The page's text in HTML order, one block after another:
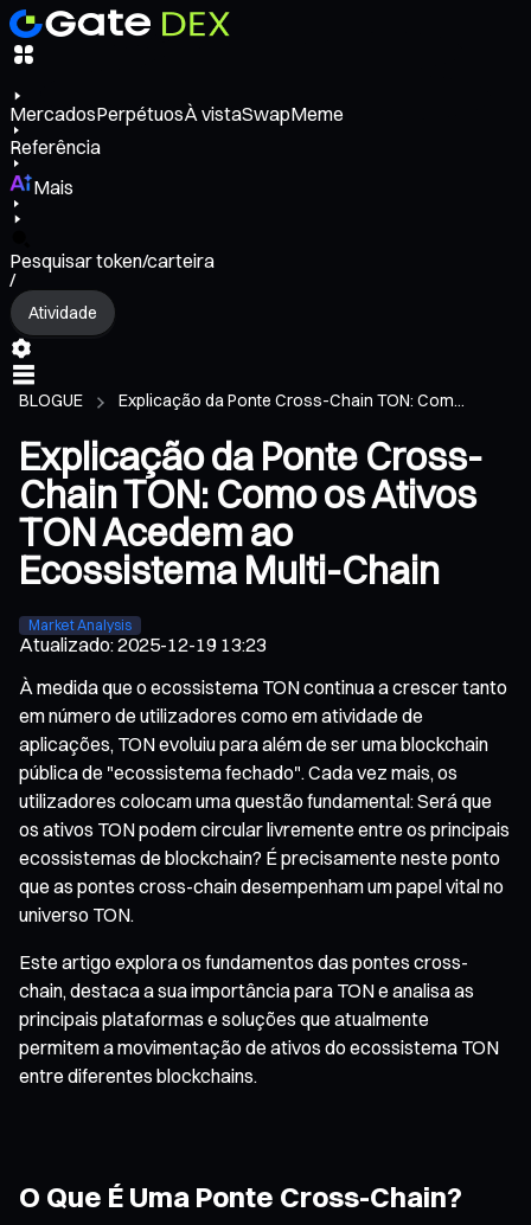
MercadosPerpétuosÀ vistaSwapMeme
Referência
Mais
Pesquisar token/carteira
/
Atividade
BLOGUE Explicação da Ponte Cross-Chain TON: Com...
Explicação da Ponte Cross-
Chain TON: Como os Ativos
TON Acedem ao
Ecossistema Multi-Chain
Market Analysis
Atualizado:2025-12-19 13:23
À medida que o ecossistema TON continua a crescer tanto
em número de utilizadores como em atividade de
aplicações, TON evoluiu para além de ser uma blockchain
pública de "ecossistema fechado". Cada vez mais, os
utilizadores colocam uma questão fundamental: Será que
os ativos TON podem circular livremente entre os principais
ecossistemas de blockchain? É precisamente neste ponto
que as pontes cross-chain desempenham um papel vital no
universo TON.
Este artigo explora os fundamentos das pontes cross-
chain, destaca a sua importância para TON e analisa as
principais plataformas e soluções que atualmente
permitem a movimentação de ativos do ecossistema TON
entre diferentes blockchains.
O Que É Uma Ponte Cross-Chain?